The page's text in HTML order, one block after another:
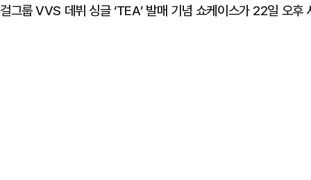
걸그룹 VVS 데뷔 싱글 ‘TEA’ 발매 기념 쇼케이스가 22일 오후